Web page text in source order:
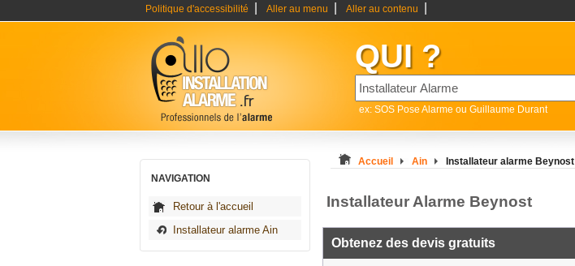
Politique d'accessibilité Aller au menu Aller au contenu
QUI ?
ex: SOS Pose Alarme ou Guillaume Durant
NAVIGATION
Retour à l'accueil
Installateur alarme Ain
Accueil Ain Installateur alarme Beynost
Installateur Alarme Beynost
Obtenez des devis gratuits